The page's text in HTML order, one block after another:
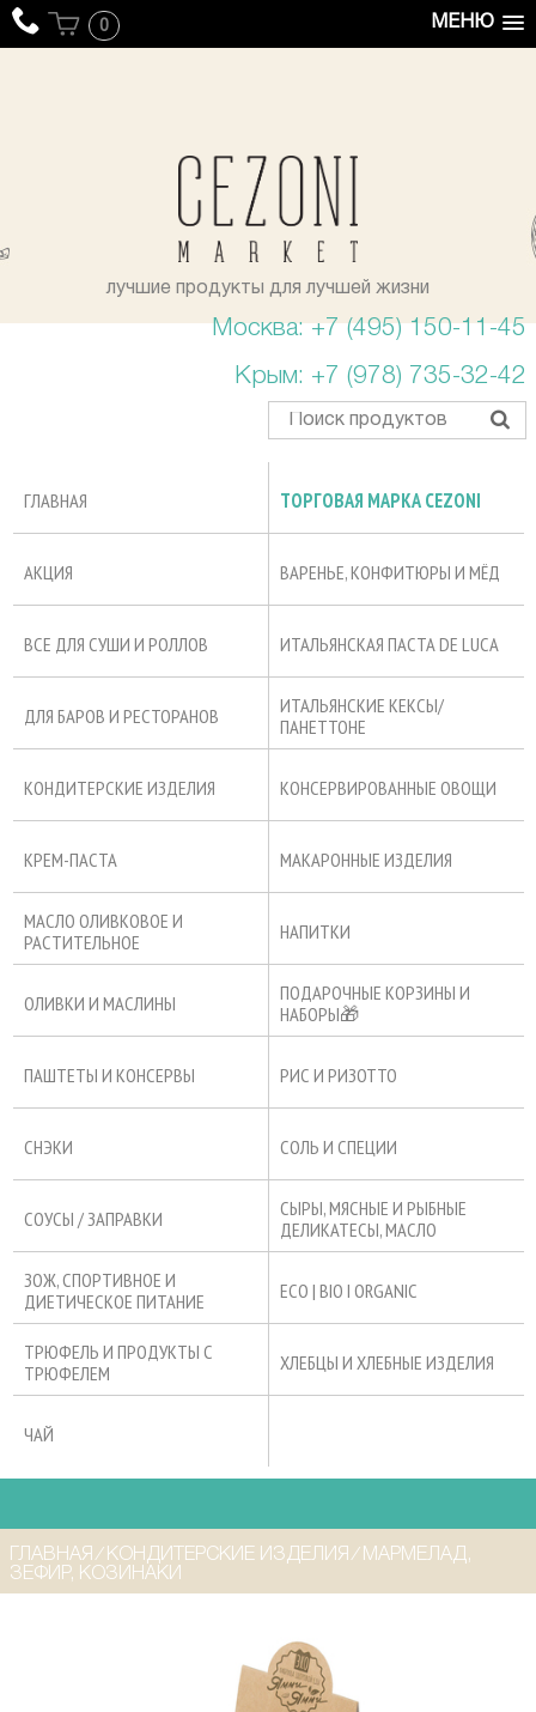
МЕНЮ
0
лучшие продукты для лучшей жизни
Москва: +7 (495) 150-11-45
Крым: +7 (978) 735-32-42
ГЛАВНАЯ ТОРГОВАЯ МАРКА CEZONI
АКЦИЯ ВАРЕНЬЕ, КОНФИТЮРЫ И МЁД
ВСЕ ДЛЯ СУШИ И РОЛЛОВ ИТАЛЬЯНСКАЯ ПАСТА DE LUCA
ДЛЯ БАРОВ И РЕСТОРАНОВ
ИТАЛЬЯНСКИЕ КЕКСЫ/
ПАНЕТТОНЕ
КОНДИТЕРСКИЕ ИЗДЕЛИЯ КОНСЕРВИРОВАННЫЕ ОВОЩИ
КРЕМ-ПАСТА МАКАРОННЫЕ ИЗДЕЛИЯ
МАСЛО ОЛИВКОВОЕ И
РАСТИТЕЛЬНОЕ
НАПИТКИ
ОЛИВКИ И МАСЛИНЫ
ПОДАРОЧНЫЕ КОРЗИНЫ И
НАБОРЫ🎁
ПАШТЕТЫ И КОНСЕРВЫ РИС И РИЗОТТО
СНЭКИ СОЛЬ И СПЕЦИИ
СОУСЫ / ЗАПРАВКИ
СЫРЫ, МЯСНЫЕ И РЫБНЫЕ
ДЕЛИКАТЕСЫ, МАСЛО
ЗОЖ, СПОРТИВНОЕ И
ДИЕТИЧЕСКОЕ ПИТАНИЕ
ECO | BIO I ORGANIC
ТРЮФЕЛЬ И ПРОДУКТЫ С
ТРЮФЕЛЕМ
ХЛЕБЦЫ И ХЛЕБНЫЕ ИЗДЕЛИЯ
ЧАЙ
ГЛАВНАЯ ⁄ КОНДИТЕРСКИЕ ИЗДЕЛИЯ ⁄ МАРМЕЛАД,
ЗЕФИР, КОЗИНАКИ